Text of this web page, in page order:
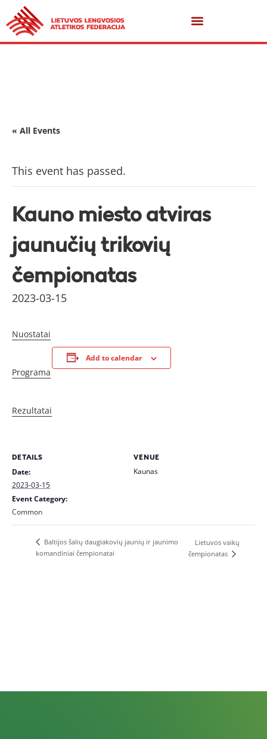
« All Events
This event has passed.
Kauno miesto atviras
jaunučių trikovių
čempionatas
2023-03-15
Nuostatai
Programa
Rezultatai
Add to calendar
DETAILS
Date:
2023-03-15
Event Category:
Common
VENUE
Kaunas
Baltijos šalių daugiakovių jaunių ir jaunimo
komandiniai čempionatai
Lietuvos vaikų
čempionatas